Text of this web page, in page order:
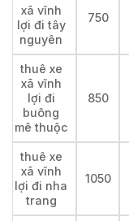
xã vĩnh
lợi đi tây
nguyên
750
thuê xe
xã vĩnh
lợi đi
buông
mê thuộc
850
thuê xe
xã vĩnh
lợi đi nha
trang
1050